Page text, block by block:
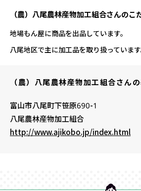
（農）八尾農林産物加工組合さんのこ
地場もん屋に商品を出品しています。
八尾地区で主に加工品を取り扱っています
（農）八尾農林産物加工組合さん
富山市八尾町下笹原690-1
八尾農林産物加工組合
http://www.ajikobo.jp/index.html